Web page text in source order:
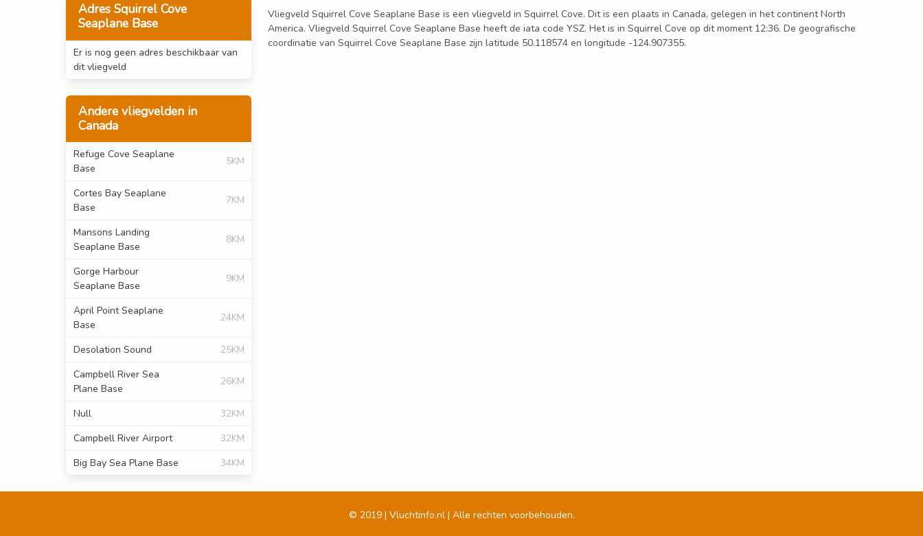
Adres Squirrel Cove
Seaplane Base
Er is nog geen adres beschikbaar van
dit vliegveld
Andere vliegvelden in
Canada
Refuge Cove Seaplane
Base
5KM
Cortes Bay Seaplane
Base
7KM
Mansons Landing
Seaplane Base
8KM
Gorge Harbour
Seaplane Base
9KM
April Point Seaplane
Base
24KM
Desolation Sound
25KM
Campbell River Sea
Plane Base
26KM
Null
32KM
Campbell River Airport
32KM
Big Bay Sea Plane Base
34KM
Vliegveld Squirrel Cove Seaplane Base is een vliegveld in Squirrel Cove. Dit is een plaats in Canada, gelegen in het continent North
America. Vliegveld Squirrel Cove Seaplane Base heeft de iata code YSZ. Het is in Squirrel Cove op dit moment 12:36. De geografische
coordinatie van Squirrel Cove Seaplane Base zijn latitude 50.118574 en longitude -124.907355.
© 2019 | Vluchtinfo.nl | Alle rechten voorbehouden.